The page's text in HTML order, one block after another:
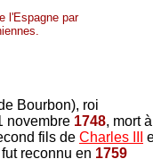
l'Espagne par
Bourbon), roi
novembre 1748, mort à
fils de Charles III
reconnu en 1759